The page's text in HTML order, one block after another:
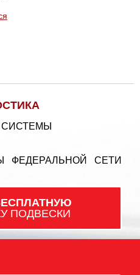
ФЕДЕРАЛЬНОЙ СЕТИ
ПОДВЕСКИ